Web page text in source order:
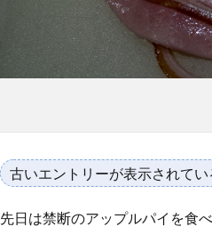
古いエントリーが表示されてい
先日は禁断のアップルパイを食